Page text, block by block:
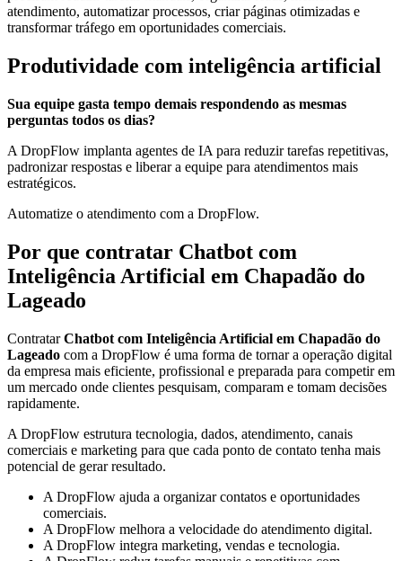
atendimento, automatizar processos, criar páginas otimizadas e
transformar tráfego em oportunidades comerciais.
Produtividade com inteligência artificial
Sua equipe gasta tempo demais respondendo as mesmas
perguntas todos os dias?
A DropFlow implanta agentes de IA para reduzir tarefas repetitivas,
padronizar respostas e liberar a equipe para atendimentos mais
estratégicos.
Automatize o atendimento com a DropFlow.
Por que contratar Chatbot com
Inteligência Artificial em Chapadão do
Lageado
ContratarChatbot com Inteligência Artificial em Chapadão do
Lageado com a DropFlow é uma forma de tornar a operação digital
da empresa mais eficiente, profissional e preparada para competir em
um mercado onde clientes pesquisam, comparam e tomam decisões
rapidamente.
A DropFlow estrutura tecnologia, dados, atendimento, canais
comerciais e marketing para que cada ponto de contato tenha mais
potencial de gerar resultado.
A DropFlow ajuda a organizar contatos e oportunidades
comerciais.
A DropFlow melhora a velocidade do atendimento digital.
A DropFlow integra marketing, vendas e tecnologia.